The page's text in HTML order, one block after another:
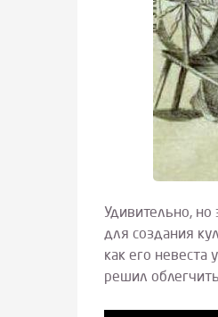
Удивительно,
для создания
как его невеста
решил